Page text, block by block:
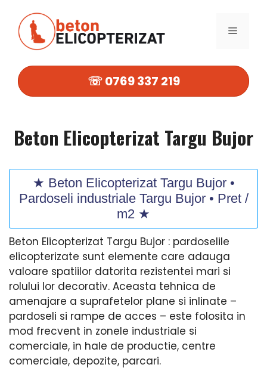
conținut
MENIU
☏ 0769 337 219
Beton Elicopterizat Targu Bujor
★ Beton Elicopterizat Targu Bujor •
Pardoseli industriale Targu Bujor • Pret /
m2 ★
Beton Elicopterizat Targu Bujor : pardoselile
elicopterizate sunt elemente care adauga
valoare spatiilor datorita rezistentei mari si
rolului lor decorativ. Aceasta tehnica de
amenajare a suprafetelor plane si inlinate –
pardoseli si rampe de acces – este folosita in
mod frecvent in zonele industriale si
comerciale, in hale de productie, centre
comerciale, depozite, parcari.